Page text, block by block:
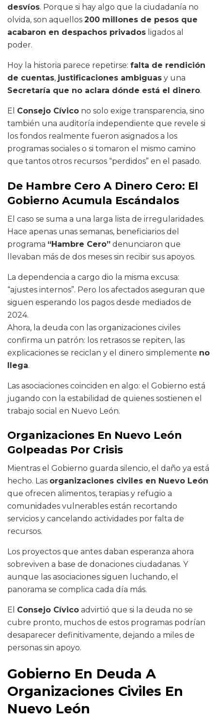
desvíos. Porque si hay algo que la ciudadanía no
olvida, son aquellos 200 millones de pesos que
acabaron en despachos privados ligados al
poder.
Hoy la historia parece repetirse: falta de rendición
de cuentas, justificaciones ambiguas y una
Secretaría que no aclara dónde está el dinero.
El Consejo Cívico no solo exige transparencia, sino
también una auditoría independiente que revele si
los fondos realmente fueron asignados a los
programas sociales o si tomaron el mismo camino
que tantos otros recursos “perdidos” en el pasado.
De Hambre Cero A Dinero Cero: El
Gobierno Acumula Escándalos
El caso se suma a una larga lista de irregularidades.
Hace apenas unas semanas, beneficiarios del
programa “Hambre Cero” denunciaron que
llevaban más de dos meses sin recibir sus apoyos.
La dependencia a cargo dio la misma excusa:
“ajustes internos”. Pero los afectados aseguran que
siguen esperando los pagos desde mediados de
2024.
Ahora, la deuda con las organizaciones civiles
confirma un patrón: los retrasos se repiten, las
explicaciones se reciclan y el dinero simplemente no
llega.
Las asociaciones coinciden en algo: el Gobierno está
jugando con la estabilidad de quienes sostienen el
trabajo social en Nuevo León.
Organizaciones En Nuevo León
Golpeadas Por Crisis
Mientras el Gobierno guarda silencio, el daño ya está
hecho. Las organizaciones civiles en Nuevo León
que ofrecen alimentos, terapias y refugio a
comunidades vulnerables están recortando
servicios y cancelando actividades por falta de
recursos.
Los proyectos que antes daban esperanza ahora
sobreviven a base de donaciones ciudadanas. Y
aunque las asociaciones siguen luchando, el
panorama se complica cada día más.
El Consejo Cívico advirtió que si la deuda no se
cubre pronto, muchos de estos programas podrían
desaparecer definitivamente, dejando a miles de
personas sin apoyo.
Gobierno En Deuda A
Organizaciones Civiles En
Nuevo León